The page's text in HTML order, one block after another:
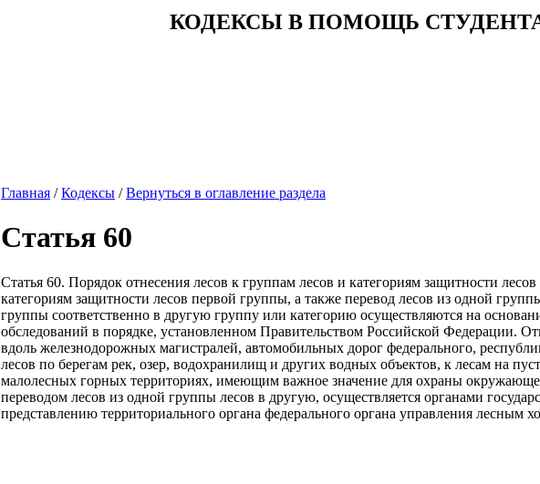
КОДЕКСЫ В ПОМОЩЬ
Главная /Кодексы /Вернуться в оглавление раздела
Статья 60
Статья 60. Порядок отнесения лесов к группам лесов и категориям защитности
категориям защитности лесов первой группы, а также перевод лесов из одной
группы соответственно в другую группу или категорию осуществляются на
обследований в порядке, установленном Правительством Российской Федерации.
вдоль железнодорожных магистралей, автомобильных дорог федерального,
лесов по берегам рек, озер, водохранилищ и других водных объектов, к лесам на
малолесных горных территориях, имеющим важное значение для охраны
переводом лесов из одной группы лесов в другую, осуществляется органами
представлению территориального органа федерального органа управления лесным